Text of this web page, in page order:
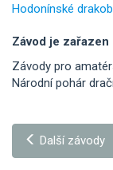
Hodonínské
Závod je
Závody pro
Národní pohár
Další závody